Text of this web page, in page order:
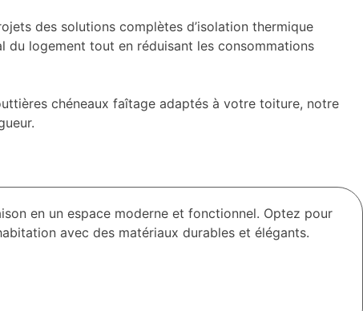
des solutions complètes d’isolation thermique
du logement tout en réduisant les consommations
chéneaux faîtage adaptés à votre toiture, notre
en un espace moderne et fonctionnel. Optez pour
avec des matériaux durables et élégants.